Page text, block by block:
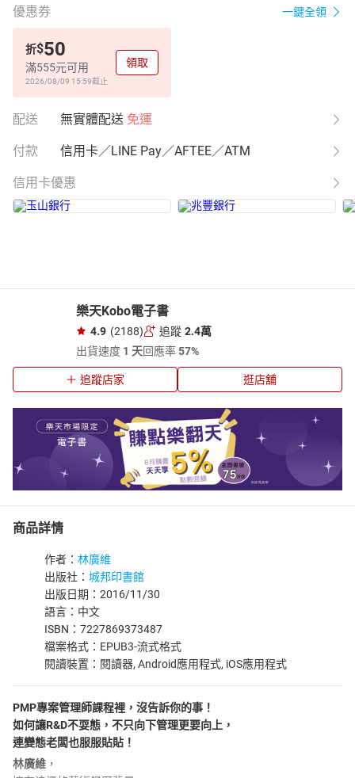
優惠券 一鍵全領
折$50
滿555元可用
2026/08/09 15:59截止
領取
配送 無實體配送 免運
付款 信用卡／LINE Pay／AFTEE／ATM
信用卡優惠
樂天Kobo電子書
4.9 (2188) 追蹤 2.4萬
出貨速度 1 天回應率57%
追蹤店家 逛店舖
商品詳情
作者： 林廣維
出版社： 城邦印書館
出版日期：2016/11/30
語言：中文
ISBN：7227869373487
檔案格式：EPUB3-流式格式
閱讀裝置：閱讀器, Android應用程式, iOS應用程式
PMP專案管理師課程裡，沒告訴你的事！
如何讓R&D不耍態，不只向下管理更要向上，
連變態老闆也服服貼貼！
林廣維 ，